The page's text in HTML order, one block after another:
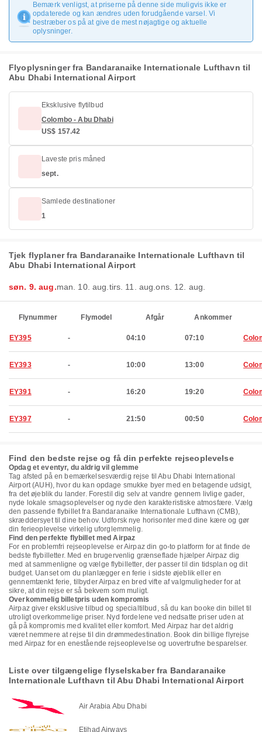
Bemærk venligst, at priserne på denne side muligvis ikke er
opdaterede og kan ændres uden forudgående varsel. Vi
bestræber os på at give de mest nøjagtige og aktuelle
oplysninger.
Flyoplysninger fra Bandaranaike Internationale Lufthavn til
Abu Dhabi International Airport
Eksklusive flytilbud
Colombo - Abu Dhabi
US$ 157.42
Laveste pris måned
sept.
Samlede destinationer
1
Tjek flyplaner fra Bandaranaike Internationale Lufthavn til
Abu Dhabi International Airport
søn. 9. aug.man. 10. aug. tirs. 11. aug.ons. 12. aug.
Flynummer Flymodel Afgår Ankommer
EY395 - 04:10 07:10
EY393 - 10:00 13:00
EY391 - 16:20 19:20
EY397 - 21:50 00:50
Find den bedste rejse og få din perfekte rejseoplevelse
Opdag et eventyr, du aldrig vil glemme
Tag afsted på en bemærkelsesværdig rejse til Abu Dhabi International
Airport (AUH), hvor du kan opdage smukke byer med en betagende udsigt,
fra det øjeblik du lander. Forestil dig selv at vandre gennem livlige gader,
nyde lokale smagsoplevelser og nyde den karakteristiske atmosfære. Vælg
den passende flybillet fra Bandaranaike Internationale Lufthavn (CMB),
skræddersyet til dine behov. Udforsk nye horisonter med dine kære og gør
din ferieoplevelse virkelig uforglemmelig.
Find den perfekte flybillet med Airpaz
For en problemfri rejseoplevelse er Airpaz din go-to platform for at finde de
bedste flybilletter. Med en brugervenlig grænseflade hjælper Airpaz dig
med at sammenligne og vælge flybilletter, der passer til din tidsplan og dit
budget. Uanset om du planlægger en ferie i sidste øjeblik eller en
gennemtænkt ferie, tilbyder Airpaz en bred vifte af valgmuligheder for at
sikre, at din rejse er så bekvem som muligt.
Overkommelig billetpris uden kompromis
Airpaz giver eksklusive tilbud og specialtilbud, så du kan booke din billet til
utroligt overkommelige priser. Nyd fordelene ved nedsatte priser uden at
gå på kompromis med kvalitet eller komfort. Med Airpaz har det aldrig
været nemmere at rejse til din drømmedestination. Book din billige flyrejse
med Airpaz for en enestående rejseoplevelse og uovertrufne besparelser.
Liste over tilgængelige flyselskaber fra Bandaranaike
Internationale Lufthavn til Abu Dhabi International Airport
Air Arabia Abu Dhabi
Etihad Airways